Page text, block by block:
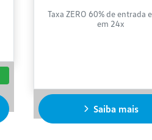
Taxa ZERO 60% de entrada
em 24x
Saiba mais